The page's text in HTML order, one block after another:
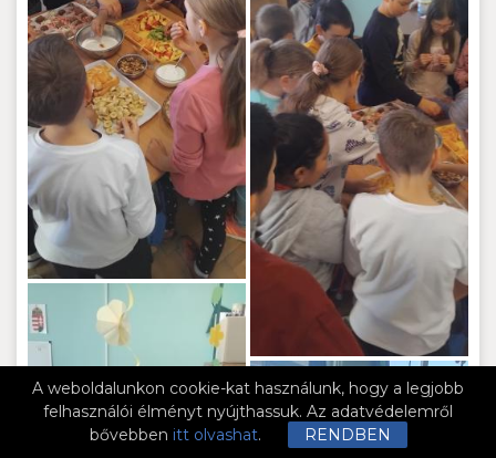
A weboldalunkon cookie-kat használunk, hogy a legjobb
felhasználói élményt nyújthassuk. Az adatvédelemről
bővebben itt olvashat. RENDBEN